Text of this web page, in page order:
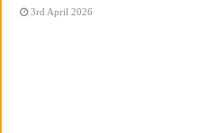
3rd April 2026